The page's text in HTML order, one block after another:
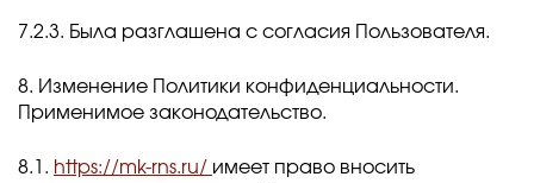
7.2.3. Была разглашена с согласия Пользователя.
8. Изменение Политики конфиденциальности.
Применимое законодательство.
8.1. https://mk-rns.ru/ имеет право вносить